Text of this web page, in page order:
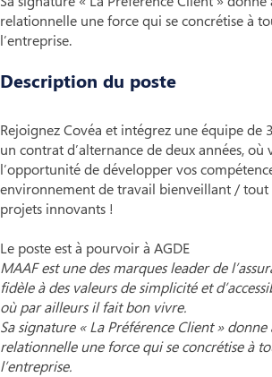
relationnelle une force qui se concrétise à
l’entreprise.
Description du poste
Rejoignez Covéa et intégrez une équipe de
un contrat d’alternance de deux années, où
l’opportunité de développer vos
environnement de travail bienveillant / tout
projets innovants !
Le poste est à pourvoir à AGDE
MAAF est une des marques leader de
fidèle à des valeurs de simplicité et
où par ailleurs il fait bon vivre.
Sa signature « La Préférence Client »
relationnelle une force qui se concrétise à
l’entreprise.